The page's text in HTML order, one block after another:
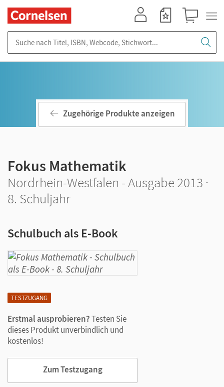
TESTZUGANG
Erstmal ausprobieren?Testen Sie
dieses Produkt unverbindlich und
kostenlos!
Zum Testzugang
Zugehörige Produkte anzeigen
Fokus Mathematik
Nordrhein-Westfalen - Ausgabe 2013 ·
8. Schuljahr
Schulbuch als E-Book